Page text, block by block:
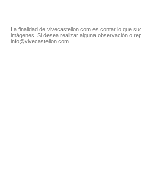
La finalidad de vivecastellon.com es contar lo que
imágenes. Si desea realizar alguna observación o
info@vivecastellon.com